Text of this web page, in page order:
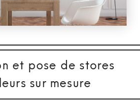
et pose de stores
sur mesure